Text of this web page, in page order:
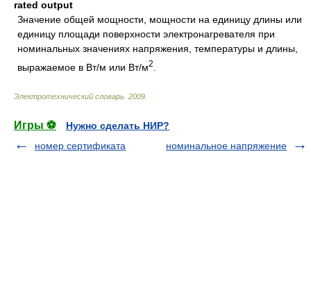
rated output
Значение общей мощности, мощности на единицу длины или
единицу площади поверхности электронагревателя при
номинальных значениях напряжения, температуры и длины,
выражаемое в Вт/м или Вт/м2
Электротехнический словарь 2009
Игры ⚽
Нужно сделать НИР?
номер сертификата
номинальное напряжение